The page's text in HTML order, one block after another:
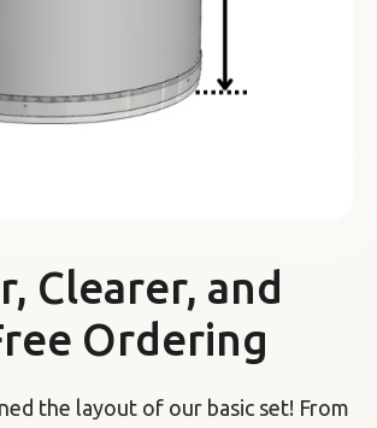
Clearer, and
Ordering
the layout of our basic set! From